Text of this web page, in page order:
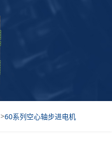
>60系列空心轴步进电机